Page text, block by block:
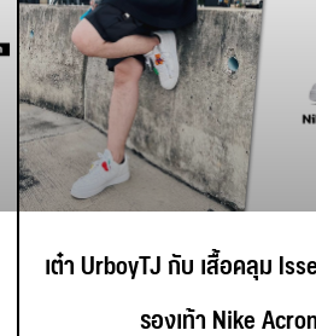
เต๋า UrboyTJ กับ เสื้อคลุม
รองเท้า Nike